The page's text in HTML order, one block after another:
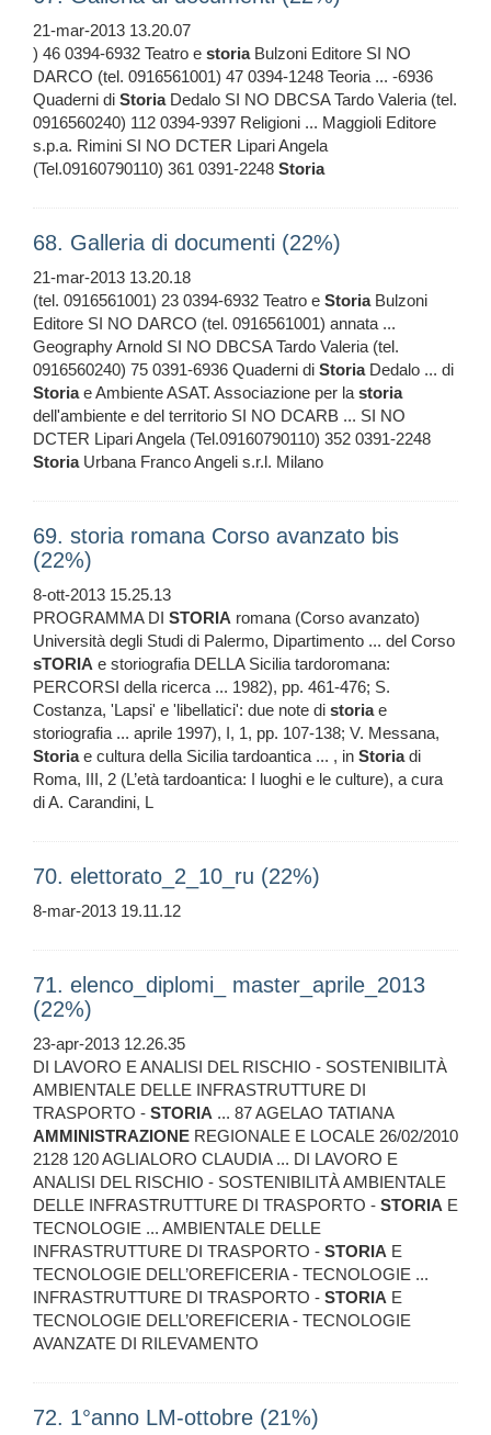
21-mar-2013 13.20.07
) 46 0394-6932 Teatro e storiaBulzoni Editore SI NO
DARCO (tel. 0916561001) 47 0394-1248 Teoria ... -6936
Quaderni di StoriaDedalo SI NO DBCSA Tardo Valeria (tel.
0916560240) 112 0394-9397 Religioni ... Maggioli Editore
s.p.a. Rimini SI NO DCTER Lipari Angela
(Tel.09160790110) 361 0391-2248 Storia
68. Galleria di documenti (22%)
21-mar-2013 13.20.18
(tel. 0916561001) 23 0394-6932 Teatro e StoriaBulzoni
Editore SI NO DARCO (tel. 0916561001) annata ...
Geography Arnold SI NO DBCSA Tardo Valeria (tel.
0916560240) 75 0391-6936 Quaderni di StoriaDedalo ... di
Storiae Ambiente ASAT. Associazione per lastoria
dell'ambiente e del territorio SI NO DCARB ... SI NO
DCTER Lipari Angela (Tel.09160790110) 352 0391-2248
StoriaUrbana Franco Angeli s.r.l. Milano
69. storia romana Corso avanzato bis
(22%)
8-ott-2013 15.25.13
PROGRAMMA DI STORIA romana (Corso avanzato)
Università degli Studi di Palermo, Dipartimento ... del Corso
sTORIA e storiografia DELLA Sicilia tardoromana:
PERCORSI della ricerca ... 1982), pp. 461-476; S.
Costanza, 'Lapsi' e 'libellatici': due note di storiae
storiografia ... aprile 1997), I, 1, pp. 107-138; V. Messana,
Storiae cultura della Sicilia tardoantica ... , in Storiadi
Roma, III, 2 (L’età tardoantica: I luoghi e le culture), a cura
di A. Carandini, L
70. elettorato_2_10_ru (22%)
8-mar-2013 19.11.12
71. elenco_diplomi_ master_aprile_2013
(22%)
23-apr-2013 12.26.35
DI LAVORO E ANALISI DEL RISCHIO - SOSTENIBILITÀ
AMBIENTALE DELLE INFRASTRUTTURE DI
TRASPORTO - STORIA ... 87 AGELAO TATIANA
AMMINISTRAZIONE REGIONALE E LOCALE 26/02/2010
2128 120 AGLIALORO CLAUDIA ... DI LAVORO E
ANALISI DEL RISCHIO - SOSTENIBILITÀ AMBIENTALE
DELLE INFRASTRUTTURE DI TRASPORTO - STORIA E
TECNOLOGIE ... AMBIENTALE DELLE
INFRASTRUTTURE DI TRASPORTO - STORIA E
TECNOLOGIE DELL’OREFICERIA - TECNOLOGIE ...
INFRASTRUTTURE DI TRASPORTO - STORIA E
TECNOLOGIE DELL’OREFICERIA - TECNOLOGIE
AVANZATE DI RILEVAMENTO
72. 1°anno LM-ottobre (21%)